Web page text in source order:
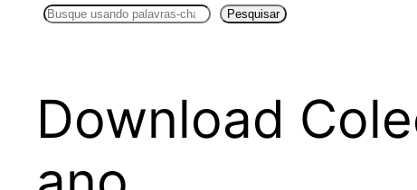
Pesquisar Pesquisar
Download